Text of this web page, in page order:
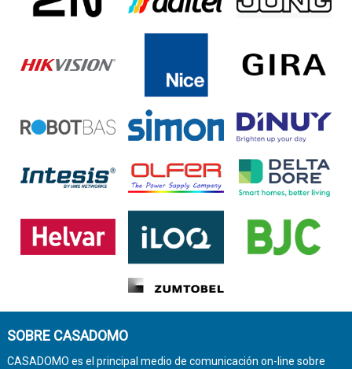
SOBRE CASADOMO
CASADOMO es el principal medio de comunicación on-line sobre